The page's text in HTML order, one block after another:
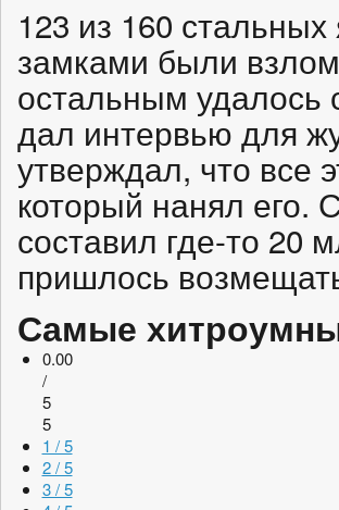
123 из 160
замками были
остальным удалось
дал интервью для
утверждал, что все
который нанял его.
составил где-то 20
пришлось
Самые
0.00
/
5
5
1 / 5
2 / 5
3 / 5